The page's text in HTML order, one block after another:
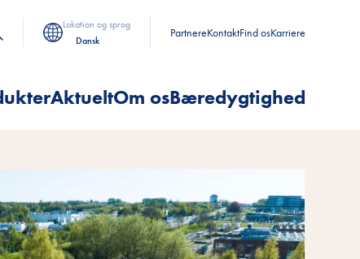
Lokation og sprog
Dansk
PartnereKontaktFind osKarriere
AktueltOm osBæredygtighed